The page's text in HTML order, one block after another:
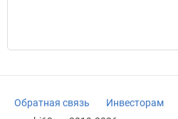
Обратная связь Инвесторам